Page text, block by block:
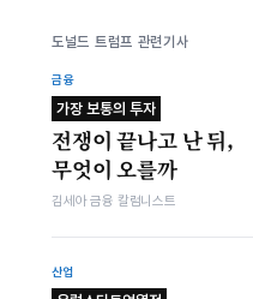
도널드 트럼프 관련기사
금융
가장 보통의 투자
전쟁이 끝나고 난 뒤,
무엇이 오를까
김세아 금융 칼럼니스트
산업